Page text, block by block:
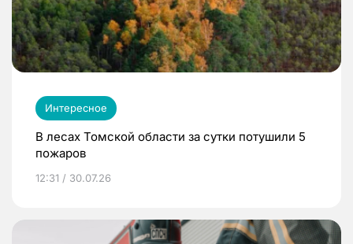
Интересное
В лесах Томской области за сутки потушили 5
пожаров
12:31 / 30.07.26